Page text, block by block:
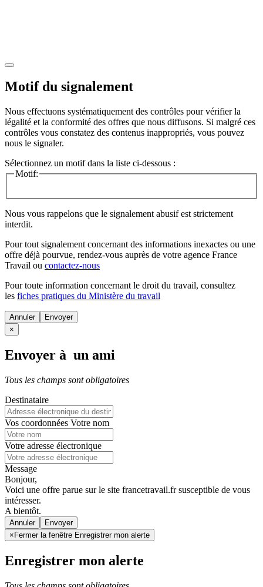
Motif du signalement
Nous effectuons systématiquement des contrôles pour vérifier la
légalité et la conformité des offres que nous diffusons. Si malgré ces
contrôles vous constatez des contenus inappropriés, vous pouvez
nous le signaler.
Sélectionnez un motif dans la liste ci-dessous :
Motif:
Nous vous rappelons que le signalement abusif est strictement
interdit.
Pour tout signalement concernant des informations inexactes ou une
offre déjà pourvue, rendez-vous auprès de votre agence France
Travail ou contactez-nous
Pour toute information concernant le droit du travail, consultez
les fiches pratiques du Ministère du travail
Annuler
×
Envoyer à un ami
Tous les champs sont obligatoires
Destinataire
Vos coordonnées Votre nom
Votre adresse électronique
Message
Bonjour,
Voici une offre parue sur le site francetravail.fr susceptible de vous
intéresser.
A bientôt.
Annuler
× Fermer la fenêtre Enregistrer mon alerte
Enregistrer mon alerte